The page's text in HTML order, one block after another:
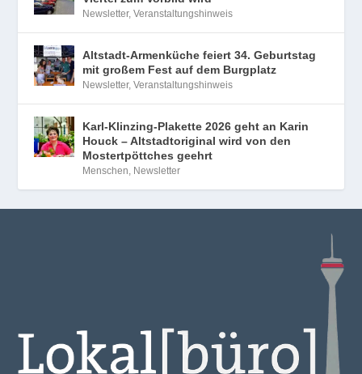
Newsletter,Veranstaltungshinweis
Altstadt-Armenküche feiert 34. Geburtstag
mit großem Fest auf dem Burgplatz
Newsletter,Veranstaltungshinweis
Karl-Klinzing-Plakette 2026 geht an Karin
Houck – Altstadtoriginal wird von den
Mostertpöttches geehrt
Menschen, Newsletter